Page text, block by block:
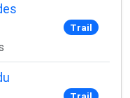
Trail
Trail